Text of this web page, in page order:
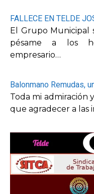
FALLECE EN TELDE
El Grupo Municipal
pésame a los
empresario…
Balonmano Remudas,
Toda mi admiración
que agradecer a las